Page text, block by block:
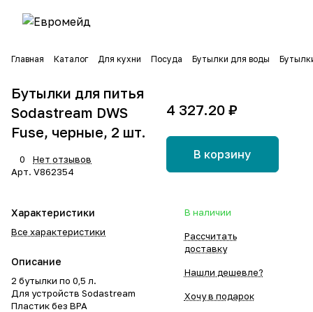
Главная Каталог Для кухни Посуда Бутылки для воды
Бутылки для питья
Sodastream DWS
Fuse, черные, 2 шт.
0
Нет отзывов
Арт. V862354
Характеристики
Все характеристики
Описание
2 бутылки по 0,5 л.
Для устройств Sodastream
Пластик без BPA
4 327.20 ₽
В корзину
В наличии
Рассчитать
доставку
Нашли дешевле?
Хочу в подарок